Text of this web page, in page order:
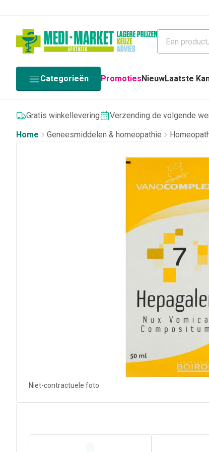
Categorieën PromotiesNieuwLaatste
Gratis winkellevering Verzending de volgende
Home
Geneesmiddelen & homeopathie
Niet-contractuele foto